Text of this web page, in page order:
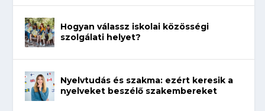
Hogyan válassz iskolai közösségi
szolgálati helyet?
Nyelvtudás és szakma: ezért keresik a
nyelveket beszélő szakembereket